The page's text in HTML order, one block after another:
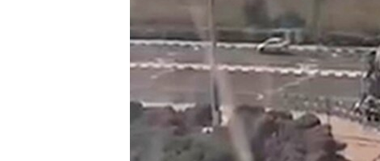
TRI DECENIJE OD RATA U BIH
NASTANAK I RASPAD JUGOSLAVIJE